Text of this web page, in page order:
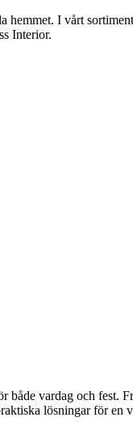
hemmet. I vårt
Interior.
både vardag och fest.
lösningar för en